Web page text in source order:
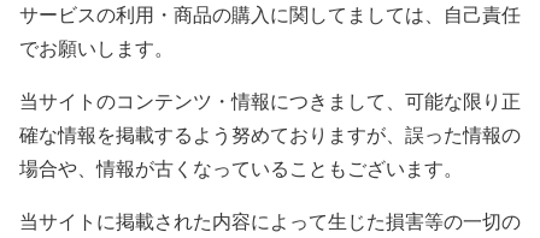
サービスの利用・商品の購入に関してましては、自己責任
でお願いします。
当サイトのコンテンツ・情報につきまして、可能な限り正
確な情報を掲載するよう努めておりますが、誤った情報の
場合や、情報が古くなっていることもございます。
当サイトに掲載された内容によって生じた損害等の一切の